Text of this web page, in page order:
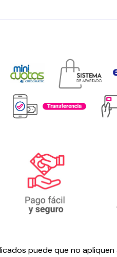
puede que no